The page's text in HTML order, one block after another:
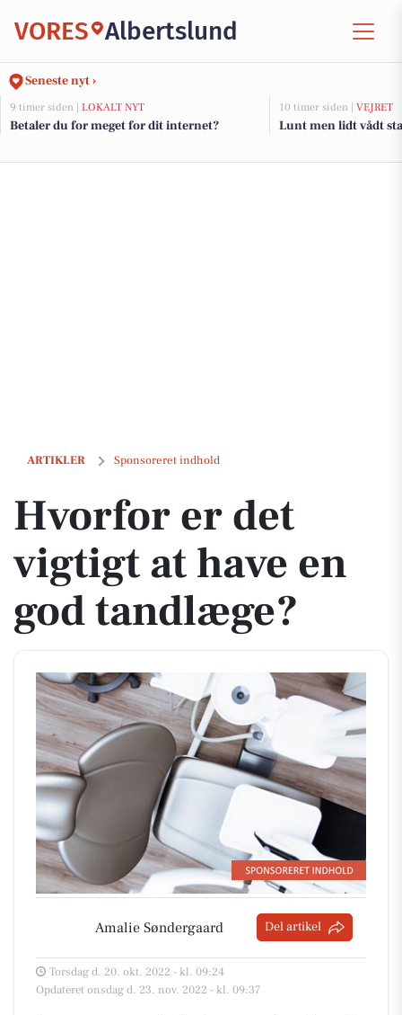
VORES Albertslund
Seneste nyt ›
9 timer siden | LOKALT NYT
Betaler du for meget for dit internet?
10 timer siden | VEJRET
Lunt men lidt vådt
ARTIKLER Sponsoreret indhold
Hvorfor er det vigtigt at have en god tandlæge?
Hvorfor er det
vigtigt at have en
god tandlæge?
Amalie Søndergaard Del artikel
Torsdag d. 20. okt. 2022 - kl. 09:24
Opdateret onsdag d. 23. nov. 2022 - kl. 09:37